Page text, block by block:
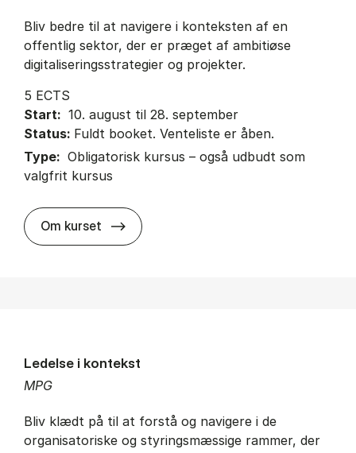
Bliv bedre til at navigere i konteksten af en
offentlig sektor, der er præget af ambitiøse
digitaliseringsstrategier og projekter.
5 ECTS
Start: 10. august til 28. september
Status: Fuldt booket. Venteliste er åben.
Type: Obligatorisk kursus – også udbudt som
valgfrit kursus
Om kurset about
MPG
Ledelse i kontekst
Bliv klædt på til at forstå og navigere i de
organisatoriske og styringsmæssige rammer, der